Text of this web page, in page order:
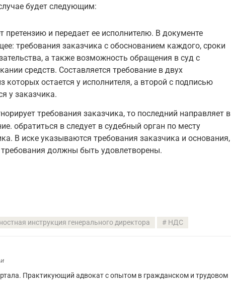
будет следующим:
претензию и передает ее исполнителю. В документе
требования заказчика с обоснованием каждого, сроки
а также возможность обращения в суд с
средств. Составляется требование в двух
которых остается у исполнителя, а второй с подписью
у заказчика.
требования заказчика, то последний направляет в
обратиться в следует в судебный орган по месту
В иске указываются требования заказчика и основания,
должны быть удовлетворены.
инструкция генерального директора НДС
Практикующий адвокат с опытом в гражданском и трудовом